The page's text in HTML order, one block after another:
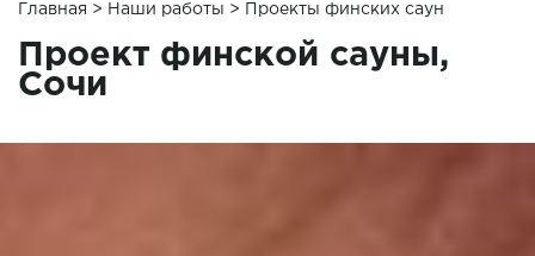
Главная > Наши работы > Проекты финских саун
Проект финской сауны,
Сочи